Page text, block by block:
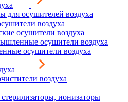
для осушителей воздуха
воздуха
осушители воздуха
осушители воздуха
осушители воздуха
воздуха
ионизаторы